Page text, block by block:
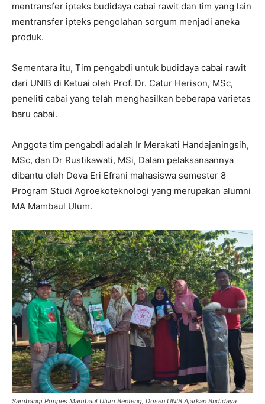
mentransfer ipteks budidaya cabai rawit dan tim yang lain
mentransfer ipteks pengolahan sorgum menjadi aneka
produk.
Sementara itu, Tim pengabdi untuk budidaya cabai rawit
dari UNIB di Ketuai oleh Prof. Dr. Catur Herison, MSc,
peneliti cabai yang telah menghasilkan beberapa varietas
baru cabai.
Anggota tim pengabdi adalah Ir Merakati Handajaningsih,
MSc, dan Dr Rustikawati, MSi, Dalam pelaksanaannya
dibantu oleh Deva Eri Efrani mahasiswa semester 8
Program Studi Agroekoteknologi yang merupakan alumni
MA Mambaul Ulum.
Sambangi Ponpes Mambaul Ulum Benteng, Dosen UNIB Ajarkan Budidaya